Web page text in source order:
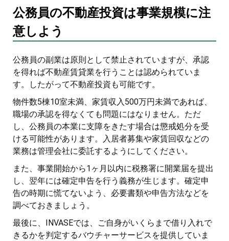
公務員の不動産投資は事業規模に注
意しよう
公務員の副業は原則として禁止されていますが、承認
を得れば不動産賃貸業を行うことは認められていま
す。したがって不動産投資も可能です。
物件数5棟10室未満、家賃収入500万円未満であれば、
職場の承認を得なくても問題にはなりません。ただ
し、公務員の本業に支障をきたす場合は懲戒処分を受
ける可能性があります。入居者募集や家賃回収などの
業務は管理会社に委託するようにしてください。
また、事業開始から1ヶ月以内に税務署に開業届を提出
し、翌年には確定申告を行う義務が生じます。確定申
告の時期に慌てないよう、必要書類や申告方法などを
調べておきましょう。
最後に、INVASEでは、ご自身がいくらまで借り入れで
きるかを判定するバウチャーサービスを提供していま